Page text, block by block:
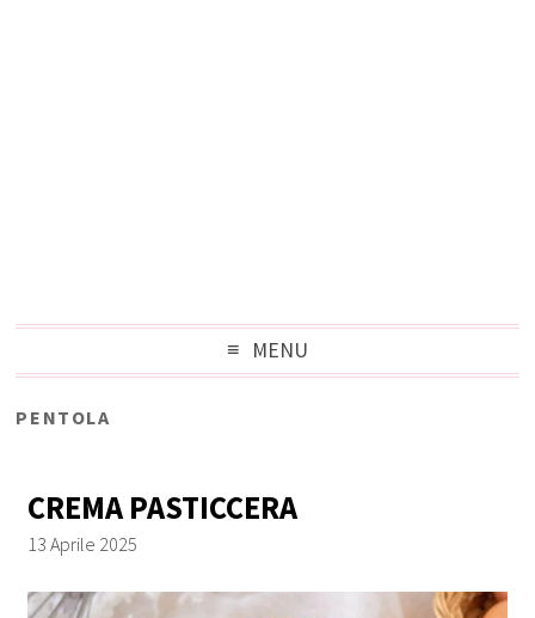
MENU
PENTOLA
CREMA PASTICCERA
13 Aprile 2025